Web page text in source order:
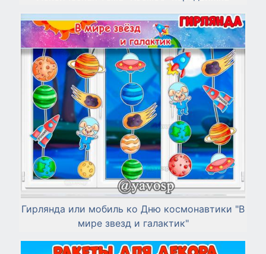
Гирлянда или мобиль ко Дню космонавтики "В
мире звезд и галактик"